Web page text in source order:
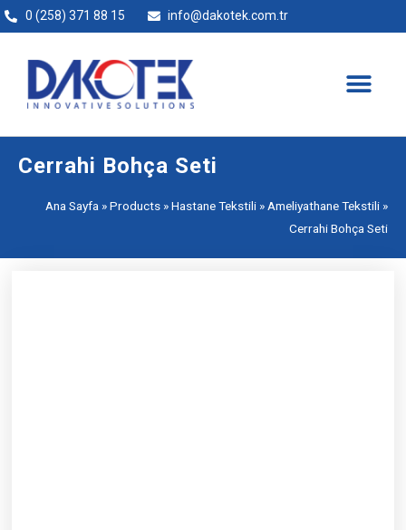
0 (258) 371 88 15 info@dakotek.com.tr
Cerrahi Bohça Seti
Ana Sayfa »Products »Hastane Tekstili »Ameliyathane Tekstili »
Cerrahi Bohça Seti